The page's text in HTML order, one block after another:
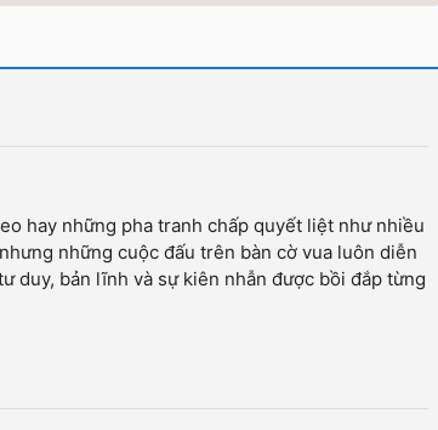
hay những pha tranh chấp quyết liệt như nhiều
những cuộc đấu trên bàn cờ vua luôn diễn
duy, bản lĩnh và sự kiên nhẫn được bồi đắp từng